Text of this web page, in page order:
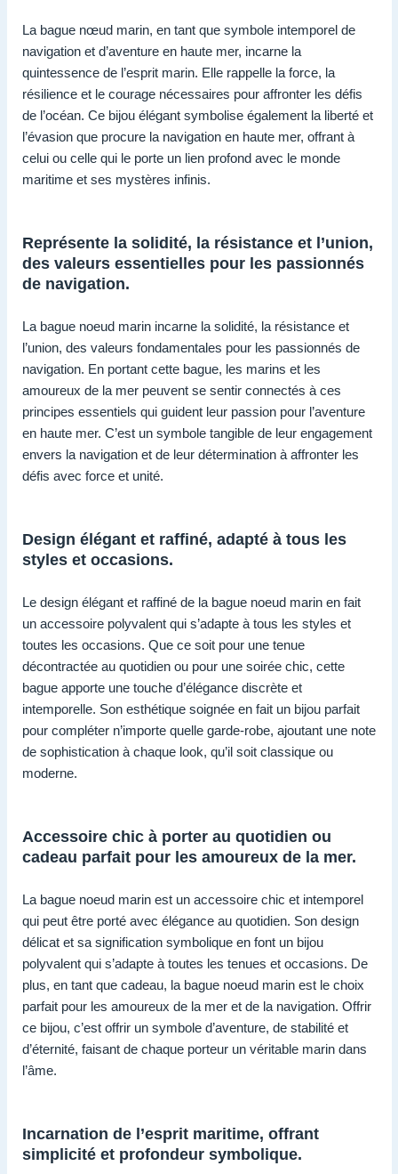
La bague nœud marin, en tant que symbole intemporel de
navigation et d’aventure en haute mer, incarne la
quintessence de l’esprit marin. Elle rappelle la force, la
résilience et le courage nécessaires pour affronter les défis
de l’océan. Ce bijou élégant symbolise également la liberté et
l’évasion que procure la navigation en haute mer, offrant à
celui ou celle qui le porte un lien profond avec le monde
maritime et ses mystères infinis.
Représente la solidité, la résistance et l’union,
des valeurs essentielles pour les passionnés
de navigation.
La bague noeud marin incarne la solidité, la résistance et
l’union, des valeurs fondamentales pour les passionnés de
navigation. En portant cette bague, les marins et les
amoureux de la mer peuvent se sentir connectés à ces
principes essentiels qui guident leur passion pour l’aventure
en haute mer. C’est un symbole tangible de leur engagement
envers la navigation et de leur détermination à affronter les
défis avec force et unité.
Design élégant et raffiné, adapté à tous les
styles et occasions.
Le design élégant et raffiné de la bague noeud marin en fait
un accessoire polyvalent qui s’adapte à tous les styles et
toutes les occasions. Que ce soit pour une tenue
décontractée au quotidien ou pour une soirée chic, cette
bague apporte une touche d’élégance discrète et
intemporelle. Son esthétique soignée en fait un bijou parfait
pour compléter n’importe quelle garde-robe, ajoutant une note
de sophistication à chaque look, qu’il soit classique ou
moderne.
Accessoire chic à porter au quotidien ou
cadeau parfait pour les amoureux de la mer.
La bague noeud marin est un accessoire chic et intemporel
qui peut être porté avec élégance au quotidien. Son design
délicat et sa signification symbolique en font un bijou
polyvalent qui s’adapte à toutes les tenues et occasions. De
plus, en tant que cadeau, la bague noeud marin est le choix
parfait pour les amoureux de la mer et de la navigation. Offrir
ce bijou, c’est offrir un symbole d’aventure, de stabilité et
d’éternité, faisant de chaque porteur un véritable marin dans
l’âme.
Incarnation de l’esprit maritime, offrant
simplicité et profondeur symbolique.